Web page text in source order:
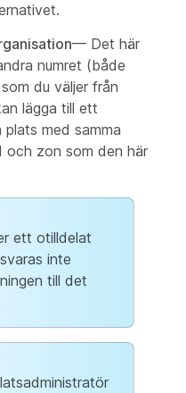
— Det här
numret (både
du väljer från
lägga till ett
plats med samma
och zon som den här
ett otilldelat
inte
till det